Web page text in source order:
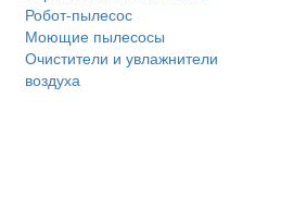
Робот-пылесос
Моющие пылесосы
Очистители и увлажнители
воздуха